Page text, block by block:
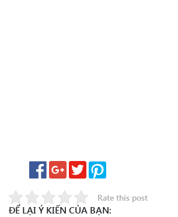
Rate this post
ĐỂ LẠI Ý KIẾN CỦA BẠN: